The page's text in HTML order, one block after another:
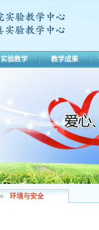
实验教学 教学成果
环境与安全